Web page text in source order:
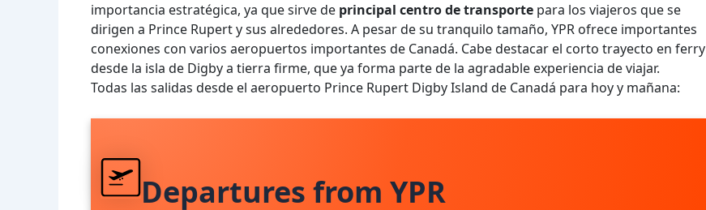
importancia estratégica, ya que sirve de principal centro de transporte para los viajeros que se
dirigen a Prince Rupert y sus alrededores. A pesar de su tranquilo tamaño, YPR ofrece importantes
conexiones con varios aeropuertos importantes de Canadá. Cabe destacar el corto trayecto en ferry
desde la isla de Digby a tierra firme, que ya forma parte de la agradable experiencia de viajar.
Todas las salidas desde el aeropuerto Prince Rupert Digby Island de Canadá para hoy y mañana:
Departures from YPR